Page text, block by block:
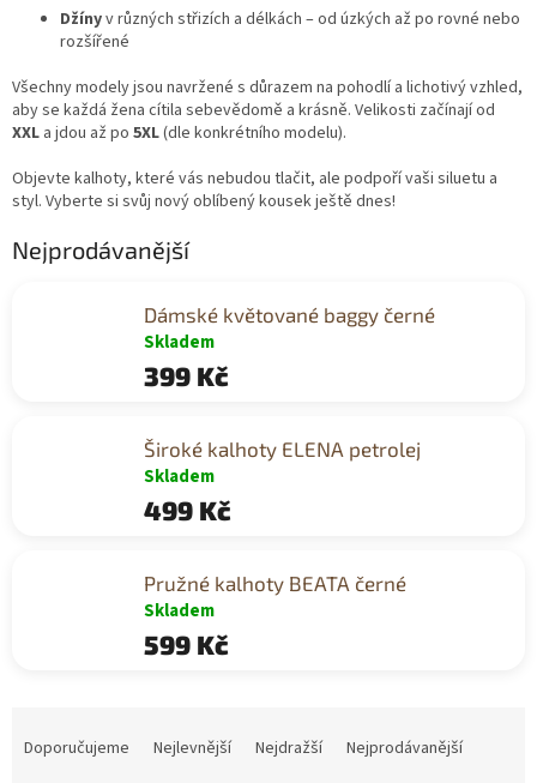
Džínyv různých střizích a délkách – od úzkých až po rovné nebo
rozšířené
Všechny modely jsou navržené s důrazem na pohodlí a lichotivý vzhled,
aby se každá žena cítila sebevědomě a krásně. Velikosti začínají od
XXL a jdou až po 5XL(dle konkrétního modelu).
Objevte kalhoty, které vás nebudou tlačit, ale podpoří vaši siluetu a
styl. Vyberte si svůj nový oblíbený kousek ještě dnes!
Nejprodávanější
Dámské květované baggy černé
Skladem
399 Kč
Široké kalhoty ELENA petrolej
Skladem
499 Kč
Pružné kalhoty BEATA černé
Skladem
599 Kč
Doporučujeme Nejlevnější Nejdražší
Nejprodávanější